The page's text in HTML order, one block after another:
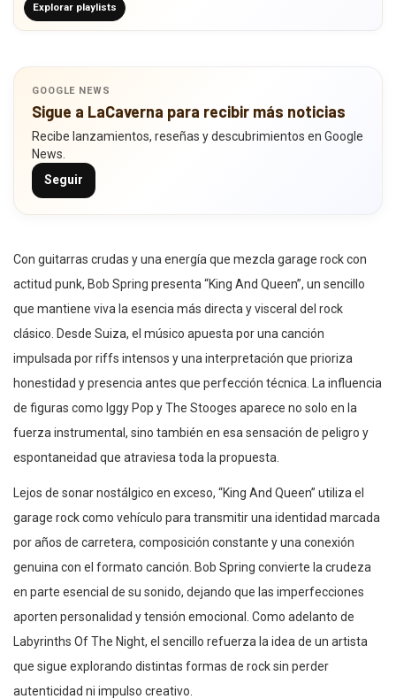
Explorar playlists
GOOGLE NEWS
Sigue a LaCaverna para recibir más noticias
Recibe lanzamientos, reseñas y descubrimientos en Google
News.
Seguir
Con guitarras crudas y una energía que mezcla garage rock con
actitud punk, Bob Spring presenta “King And Queen”, un sencillo
que mantiene viva la esencia más directa y visceral del rock
clásico. Desde Suiza, el músico apuesta por una canción
impulsada por riffs intensos y una interpretación que prioriza
honestidad y presencia antes que perfección técnica. La influencia
de figuras como Iggy Pop y The Stooges aparece no solo en la
fuerza instrumental, sino también en esa sensación de peligro y
espontaneidad que atraviesa toda la propuesta.
Lejos de sonar nostálgico en exceso, “King And Queen” utiliza el
garage rock como vehículo para transmitir una identidad marcada
por años de carretera, composición constante y una conexión
genuina con el formato canción. Bob Spring convierte la crudeza
en parte esencial de su sonido, dejando que las imperfecciones
aporten personalidad y tensión emocional. Como adelanto de
Labyrinths Of The Night, el sencillo refuerza la idea de un artista
que sigue explorando distintas formas de rock sin perder
autenticidad ni impulso creativo.